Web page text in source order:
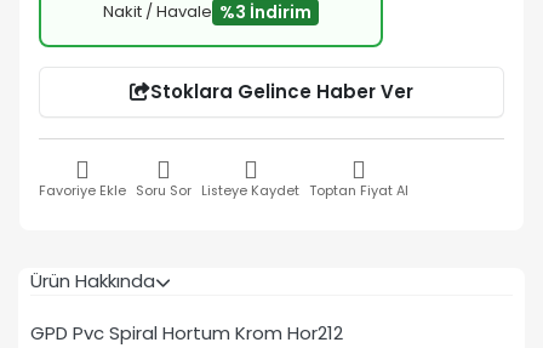
Nakit / Havale %3 İndirim
Stoklara Gelince Haber Ver
Favoriye Ekle Soru Sor Listeye Kaydet Toptan Fiyat Al
Ürün Hakkında
GPD Pvc Spiral Hortum Krom Hor212